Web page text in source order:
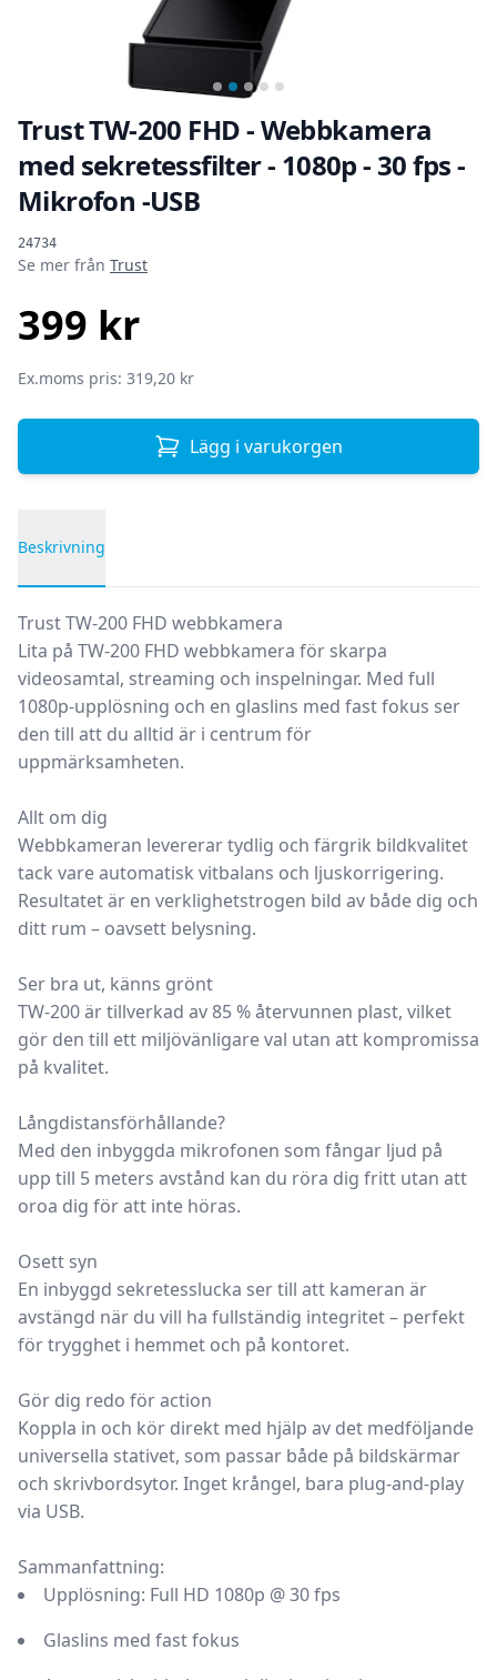
Trust TW-200 FHD - Webbkamera
med sekretessfilter - 1080p - 30 fps -
Mikrofon -USB
24734
Produktinformation
Se mer från Trust
399 kr
Ex.moms pris: 319,20 kr
Lägg i varukorgen
Beskrivning
Trust TW-200 FHD webbkamera
Lita på TW-200 FHD webbkamera för skarpa
videosamtal, streaming och inspelningar. Med full
1080p-upplösning och en glaslins med fast fokus ser
den till att du alltid är i centrum för
uppmärksamheten.
Allt om dig
Webbkameran levererar tydlig och färgrik bildkvalitet
tack vare automatisk vitbalans och ljuskorrigering.
Resultatet är en verklighetstrogen bild av både dig och
ditt rum – oavsett belysning.
Ser bra ut, känns grönt
TW-200 är tillverkad av 85 % återvunnen plast, vilket
gör den till ett miljövänligare val utan att kompromissa
på kvalitet.
Långdistansförhållande?
Med den inbyggda mikrofonen som fångar ljud på
upp till 5 meters avstånd kan du röra dig fritt utan att
oroa dig för att inte höras.
Osett syn
En inbyggd sekretesslucka ser till att kameran är
avstängd när du vill ha fullständig integritet – perfekt
för trygghet i hemmet och på kontoret.
Gör dig redo för action
Koppla in och kör direkt med hjälp av det medföljande
universella stativet, som passar både på bildskärmar
och skrivbordsytor. Inget krångel, bara plug-and-play
via USB.
Sammanfattning:
Upplösning: Full HD 1080p @ 30 fps
Glaslins med fast fokus